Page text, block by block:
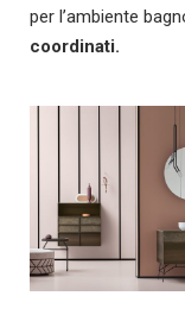
per l’ambiente
coordinati.